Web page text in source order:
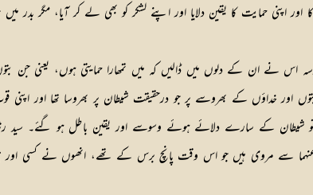
کا یقین دلایا اور اپنے لشکر کو بھی لے کر آیا، مگر بدر میں
اس نے ان کے دلوں میں ڈالیں کہ میں تمھارا حمایتی ہوں، یعنی جن
اور خداؤں کے بھروسے پر جو درحقیقت شیطان پر بھروسا تھا اور
تو شیطان کے سارے دلائے ہوئے وسوسے اور یقین باطل ہو گئے۔
سے مروی ہیں جو اس وقت پانچ برس کے تھے، انھوں نے کسی اور